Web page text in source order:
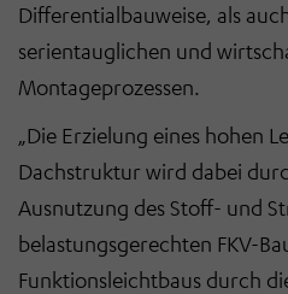
Differentialbauweise, als
serientauglichen und
Montageprozessen.
„Die Erzielung eines hohen
Dachstruktur wird dabei
Ausnutzung des Stoff- und
belastungsgerechten FKV-
Funktionsleichtbaus durch